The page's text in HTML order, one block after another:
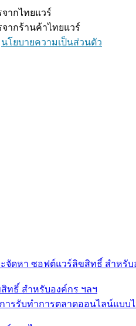
ากไทยแวร์
ากร้านค้าไทยแวร์
นโยบายความเป็นส่วนตัว
ทธิ์ สำหรับองค์กร ฯลฯ